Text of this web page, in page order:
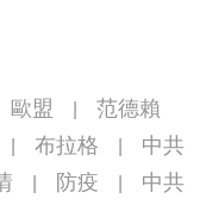
歐盟
范德賴
布拉格
中共
防疫
中共